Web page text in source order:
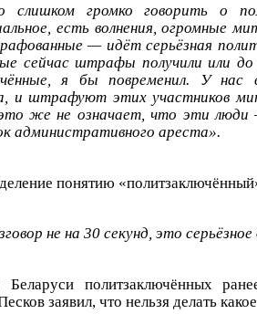
громко говорить о
есть волнения, огромные
— идёт серьёзная
сейчас штрафы получили или
я бы повременил. У
и штрафуют этих участников
же не означает, что эти люди
административного ареста».
понятию
не на 30 секунд, это серьёзное
политзаключённых
заявил, что нельзя делать